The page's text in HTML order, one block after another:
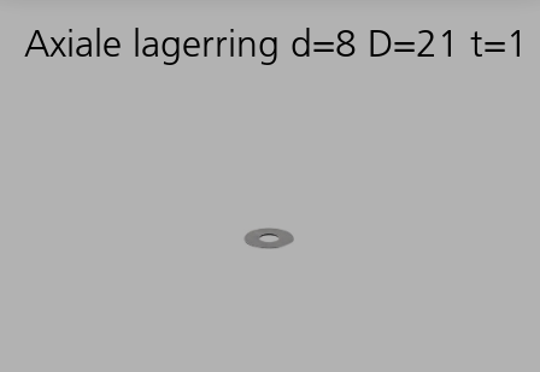
Axiale lagerring d=8 D=21 t=1